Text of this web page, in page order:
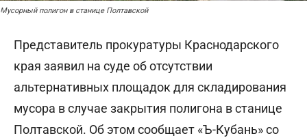
Мусорный полигон в станице Полтавской
Представитель прокуратуры Краснодарского
края заявил на суде об отсутствии
альтернативных площадок для складирования
мусора в случае закрытия полигона в станице
Полтавской. Об этом сообщает «Ъ-Кубань» со